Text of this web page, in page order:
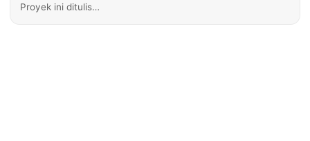
Proyek ini ditulis…